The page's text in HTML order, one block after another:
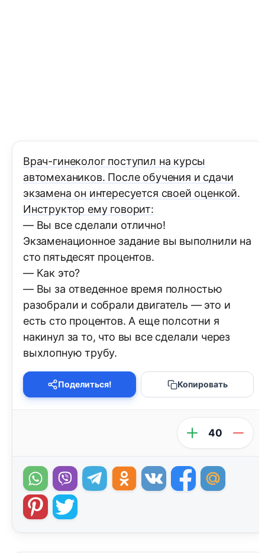
Врач-гинеколог поступил на курсы
автомехаников. После обучения и сдачи
экзамена он интересуется своей оценкой.
Инструктор ему говорит:
— Вы все сделали отлично!
Экзаменационное задание вы выполнили на
сто пятьдесят процентов.
— Как это?
— Вы за отведенное время полностью
разобрали и собрали двигатель — это и
есть сто процентов. А еще полсотни я
накинул за то, что вы все сделали через
выхлопную трубу.
Поделиться! Копировать
40